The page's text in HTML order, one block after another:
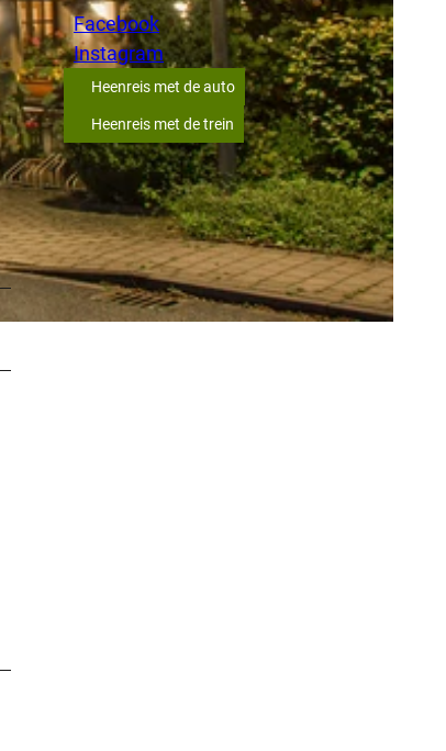
Facebook
Instagram
Heenreis met de auto
Heenreis met de trein